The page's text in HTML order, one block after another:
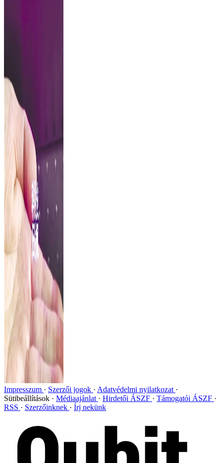
Impresszum Szerzői jogok
Adatvédelmi nyilatkozat
Sütibeállítások
Médiaajánlat Hirdetői ÁSZF
Támogatói ÁSZF
RSS
Szerzőinknek Írj nekünk